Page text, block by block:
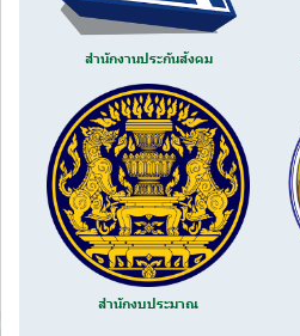
สำนักงานประกันสังคม
สำนักงบประมาณ